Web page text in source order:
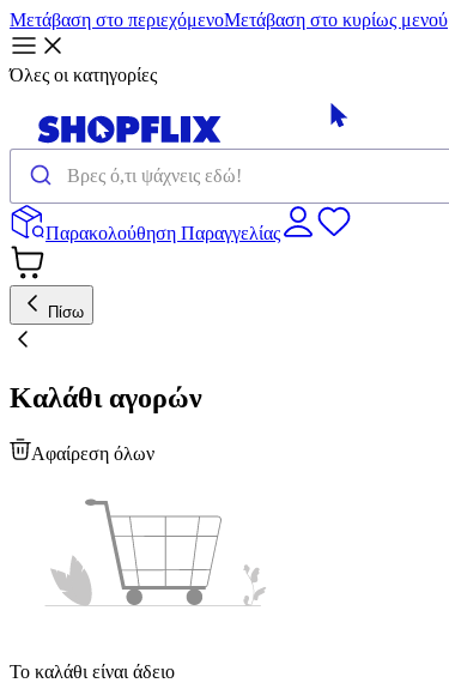
Μετάβαση στο περιεχόμενοΜετάβαση στο κυρίως μενού
Όλες οι κατηγορίες
Παρακολούθηση Παραγγελίας
Πίσω
Καλάθι αγορών
Αφαίρεση όλων
Το καλάθι είναι άδειο